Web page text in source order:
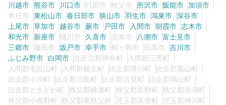
業務委託・フリーランス 紹介・派遣
詳細条件
詳細条件を変更
この条件の求人数0件
川越市 熊谷市 川口市 行田市 秩父市 所沢市 飯能市
加須市
本庄市
東松山市 春日部市 狭山市 羽生市 鴻巣市 深谷市
上尾市 草加市 越谷市 蕨市 戸田市 入間市 朝霞市 志木市
和光市
新座市 桶川市 久喜市 北本市 八潮市 富士見市
三郷市
蓮田市 坂戸市 幸手市 鶴ヶ島市 日高市
吉川市
ふじみ野市
白岡市 北足立郡伊奈町
入間郡三芳町
入間郡毛呂山町
入間郡越生町 比企郡滑川町
比企郡嵐山町
比企郡小川町
比企郡川島町 比企郡吉見町
比企郡鳩山町
比企郡ときがわ町
秩父郡横瀬町 秩父郡皆野町
秩父郡長瀞町
秩父郡小鹿野町
秩父郡東秩父村 児玉郡美里町
児玉郡神川町